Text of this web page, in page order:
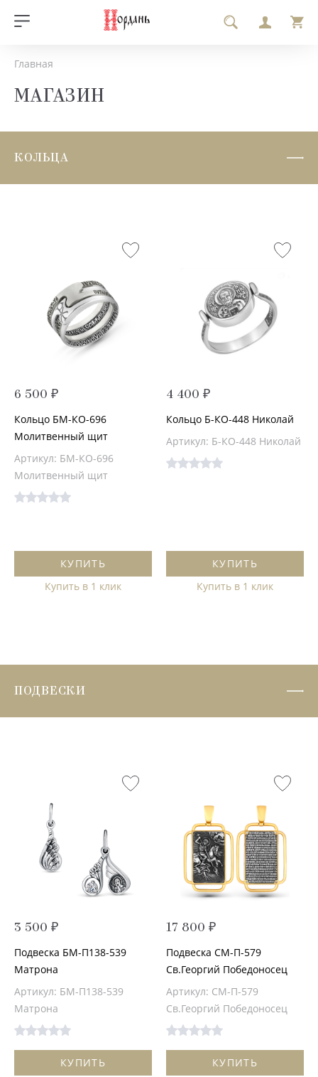
Главная
МАГАЗИН
КОЛЬЦА
6 500 ₽
Кольцо БМ-КО-696
Молитвенный щит
Артикул: БМ-КО-696
Молитвенный щит
КУПИТЬ
Купить в 1 клик
4 400 ₽
Кольцо Б-КО-448 Николай
Артикул: Б-КО-448 Николай
КУПИТЬ
Купить в 1 клик
ПОДВЕСКИ
3 500 ₽
Подвеска БМ-П138-539
Матрона
Артикул: БМ-П138-539
Матрона
КУПИТЬ
17 800 ₽
Подвеска СМ-П-579
Св.Георгий Победоносец
Артикул: СМ-П-579
Св.Георгий Победоносец
КУПИТЬ